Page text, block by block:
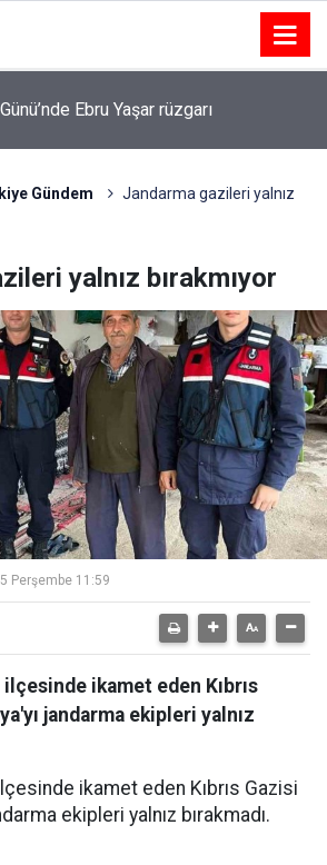
Trump: "İran ile anlaşma yapmayı tercih
insanları öldürmek istemiyorum"
Gündem
Jandarma gazileri yalnız
yalnız bırakmıyor
Perşembe 11:59
ilçesinde ikamet eden Kıbrıs
jandarma ekipleri yalnız
ikamet eden Kıbrıs Gazisi
ekipleri yalnız bırakmadı.